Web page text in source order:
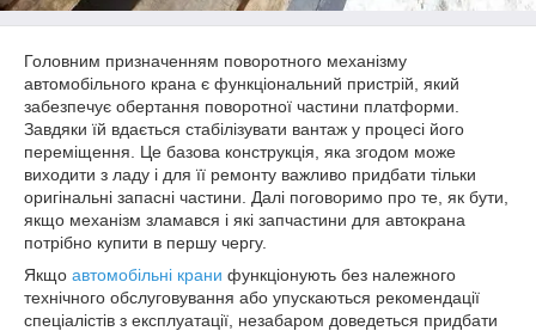
Головним призначенням поворотного механізму
автомобільного крана є функціональний пристрій, який
забезпечує обертання поворотної частини платформи.
Завдяки їй вдається стабілізувати вантаж у процесі його
переміщення. Це базова конструкція, яка згодом може
виходити з ладу і для її ремонту важливо придбати тільки
оригінальні запасні частини. Далі поговоримо про те, як бути,
якщо механізм зламався і які запчастини для автокрана
потрібно купити в першу чергу.
Якщо автомобільні крани функціонують без належного
технічного обслуговування або упускаються рекомендації
спеціалістів з експлуатації, незабаром доведеться придбати